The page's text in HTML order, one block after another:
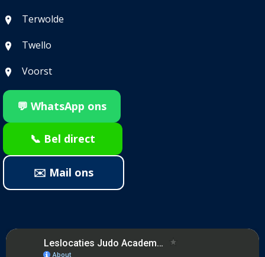
Terwolde
Twello
Voorst
💬 WhatsApp ons
📞 Bel direct
✉️ Mail ons